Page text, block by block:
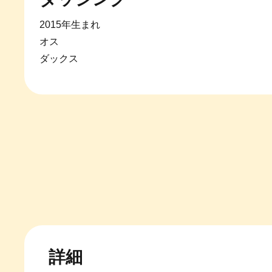
2015年生まれ
オス
ダックス
詳細